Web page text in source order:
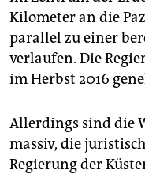
Kilometer an die
parallel zu einer
verlaufen. Die
im Herbst 2016
Allerdings sind die
massiv, die
Regierung der